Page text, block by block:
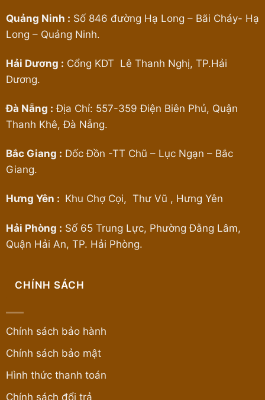
Quảng Ninh : Số 846 đường Hạ Long – Bãi Cháy- Hạ
Long – Quảng Ninh.
Hải Dương : Cổng KDT Lê Thanh Nghị, TP.Hải
Dương.
Đà Nẵng : Địa Chỉ: 557-359 Điện Biên Phủ, Quận
Thanh Khê, Đà Nẵng.
Bắc Giang : Dốc Đồn -TT Chũ – Lục Ngạn – Bắc
Giang.
Hưng Yên : Khu Chợ Cọi, Thư Vũ , Hưng Yên
Hải Phòng : Số 65 Trung Lực, Phường Đằng Lâm,
Quận Hải An, TP. Hải Phòng.
CHÍNH SÁCH
Chính sách bảo hành
Chính sách bảo mật
Hình thức thanh toán
Chính sách đổi trả